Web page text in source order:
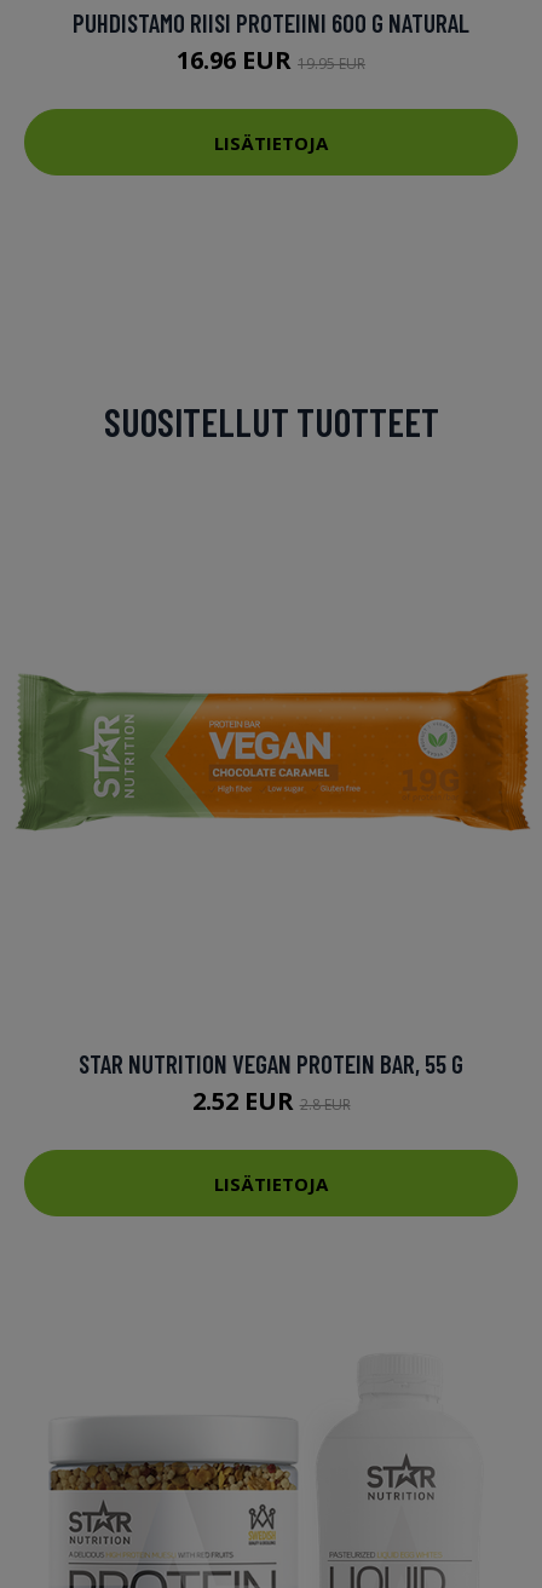
PUHDISTAMO RIISI PROTEIINI 600 G NATURAL
16.96 EUR 19.95 EUR
LISÄTIETOJA
SUOSITELLUT TUOTTEET
STAR NUTRITION VEGAN PROTEIN BAR, 55 G
2.52 EUR2.8 EUR
LISÄTIETOJA